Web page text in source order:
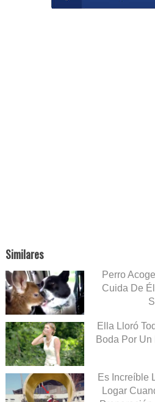
Similares
Perro
Cuida De
Ella Lloró
Boda Por
Es Increíble
Logar